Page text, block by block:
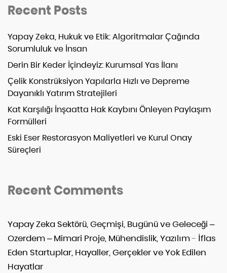
Recent Posts
Yapay Zeka, Hukuk ve Etik: Algoritmalar Çağında
Sorumluluk ve İnsan
Derin Bir Keder İçindeyiz: Kurumsal Yas İlanı
Çelik Konstrüksiyon Yapılarla Hızlı ve Depreme
Dayanıklı Yatırım Stratejileri
Kat Karşılığı İnşaatta Hak Kaybını Önleyen Paylaşım
Formülleri
Eski Eser Restorasyon Maliyetleri ve Kurul Onay
Süreçleri
Recent Comments
Yapay Zeka Sektörü, Geçmişi, Bugünü ve Geleceği –
Ozerdem – Mimari Proje, Mühendislik, Yazılım- İflas
Eden Startuplar, Hayaller, Gerçekler ve Yok Edilen
Hayatlar